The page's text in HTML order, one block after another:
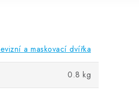
a maskovací dvířka
0.8 kg